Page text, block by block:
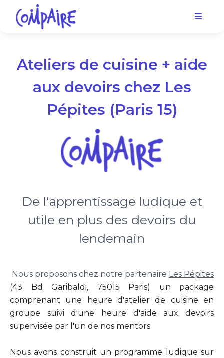
Ateliers de cuisine + aide
aux devoirs chez Les
Pépites (Paris 15)
De l'apprentissage ludique et
utile en plus des devoirs du
lendemain
Nous proposons chez notre partenaire Les Pépites
(43 Bd Garibaldi, 75015 Paris) un package
comprenant une heure d'atelier de cuisine en
groupe suivi d'une heure d'aide aux devoirs
supervisée par l'un de nos mentors.
Nous avons construit un programme ludique sur